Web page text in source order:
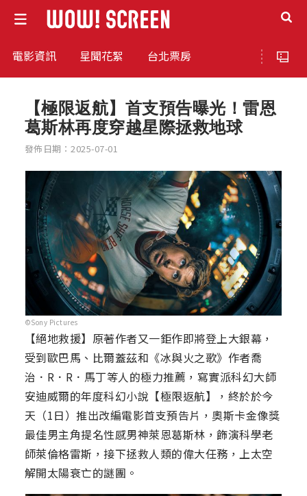
電影資訊 星聞花絮 台北票房
【極限返航】首支預告曝光！雷恩
葛斯林再度穿越星際拯救地球
發佈日期：2025-07-01
©Sony Pictures
【絕地救援】原著作者又一鉅作即將登上大銀幕，
受到歐巴馬、比爾蓋茲和《冰與火之歌》作者喬
治．R．R．馬丁等人的極力推薦，寫實派科幻大師
安迪威爾的年度科幻小說【極限返航】，終於於今
天（1日）推出改編電影首支預告片，奧斯卡金像獎
最佳男主角提名性感男神萊恩葛斯林，飾演科學老
師萊倫格雷斯，接下拯救人類的偉大任務，上太空
解開太陽衰亡的謎團。